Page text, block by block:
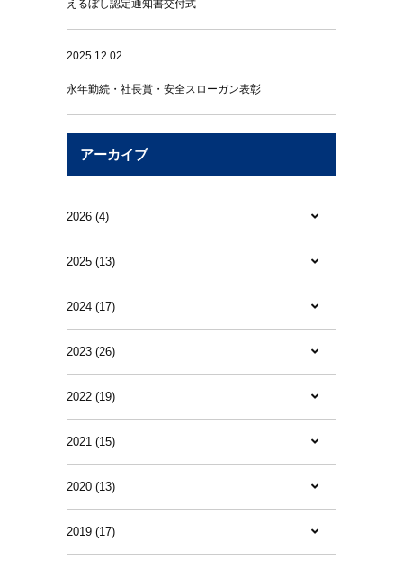
えるぼし認定通知書交付式
2025.12.02
永年勤続・社長賞・安全スローガン表彰
アーカイブ
2026 (4)
2025 (13)
2024 (17)
2023 (26)
2022 (19)
2021 (15)
2020 (13)
2019 (17)